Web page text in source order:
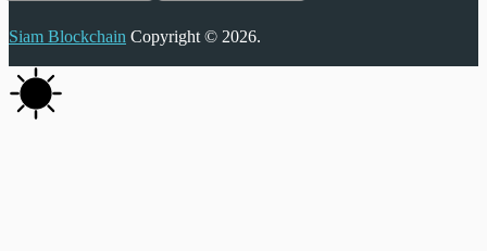
Siam Blockchain Copyright © 2026.